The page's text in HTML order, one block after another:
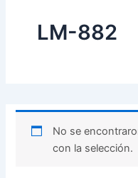
LM-882
No se
con la selección.